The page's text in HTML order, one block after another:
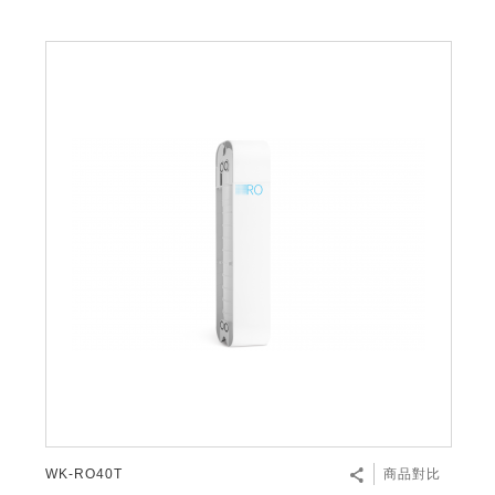
WK-RO40T 商品對比